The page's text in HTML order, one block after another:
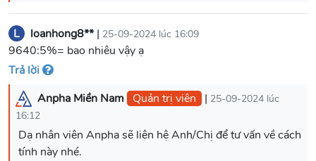
L loanhong8**| 25-09-2024 lúc 16:09
9640:5%= bao nhiêu vậy ạ
Trả lời
Anpha Miền Nam Quản trị viên | 25-09-2024 lúc
16:12
Dạ nhân viên Anpha sẽ liên hệ Anh/Chị để tư vấn về cách
tính này nhé.